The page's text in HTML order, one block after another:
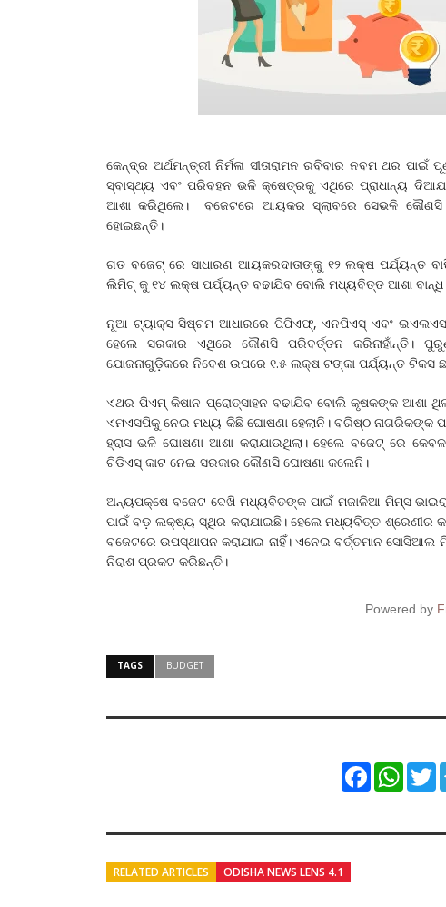
କେନ୍ଦ୍ର ଅର୍ଥମନ୍ତ୍ରୀ ନିର୍ମଳା ସୀତାରାମନ ରବିବାର ନବମ ଥର
ସ୍ବାସ୍ଥ୍ୟ ଏବଂ ପରିବହନ ଭଳି କ୍ଷେତ୍ରକୁ ଏଥିରେ ପ୍ରାଧାନ୍ୟ
ଆଶା କରିଥିଲେ। ବଜେଟରେ ଆୟକର ସ୍ଲାବରେ ସେଭଳି କୌଣସି
ହୋଇଛନ୍ତି।
ଗତ ବଜେଟ୍ ରେ ସାଧାରଣ ଆୟକରଦାତାଙ୍କୁ ୧୨ ଲକ୍ଷ ପର୍ଯ୍ୟନ୍ତ
ଲିମିଟ୍ କୁ ୧୪ ଲକ୍ଷ ପର୍ଯ୍ୟନ୍ତ ବଢାଯିବ ବୋଲି ମଧ୍ୟବିତ୍ତ ଆଶା
ନୂଆ ଟ୍ୟାକ୍ସ ସିଷ୍ଟମ ଆଧାରରେ ପିପିଏଫ୍, ଏନପିଏସ୍ ଏବଂ
ହେଲେ ସରକାର ଏଥିରେ କୌଣସି ପରିବର୍ତ୍ତନ କରିନାହାଁନ୍ତି।
ଯୋଜନାଗୁଡ଼ିକରେ ନିବେଶ ଉପରେ ୧.୫ ଲକ୍ଷ ଟଙ୍କା ପର୍ଯ୍ୟନ୍ତ ଟିକସ
ଏଥର ପିଏମ୍ କିଷାନ ପ୍ରୋତ୍ସାହନ ବଢାଯିବ ବୋଲି କୃଷକଙ୍କ ଆଶା
ଏମଏସପିକୁ ନେଇ ମଧ୍ୟ କିଛି ଘୋଷଣା ହେଲାନି। ବରିଷ୍ଠ ନାଗରିକଙ୍କ
ହ୍ରାସ ଭଳି ଘୋଷଣା ଆଶା କରାଯାଉଥିଲା। ହେଲେ ବଜେଟ୍ ରେ
ଟିଡିଏସ୍ କାଟ ନେଇ ସରକାର କୌଣସି ଘୋଷଣା କଲେନି।
ଅନ୍ୟପକ୍ଷେ ବଜେଟ ଦେଖି ମଧ୍ୟବିତଙ୍କ ପାଇଁ ମଜାଳିଆ ମିମ୍ସ
ପାଇଁ ବଡ଼ ଲକ୍ଷ୍ୟ ସ୍ଥିର କରାଯାଇଛି। ହେଲେ ମଧ୍ୟବିତ୍ତ ଶ୍ରେଣୀର
ବଜେଟରେ ଉପସ୍ଥାପନ କରାଯାଇ ନାହିଁ। ଏନେଇ ବର୍ତ୍ତମାନ
ନିରାଶ ପ୍ରକଟ କରିଛନ୍ତି।
Powered by
TAGS BUDGET
Facebook
RELATED ARTICLES ODISHA NEWS LENS 4.1